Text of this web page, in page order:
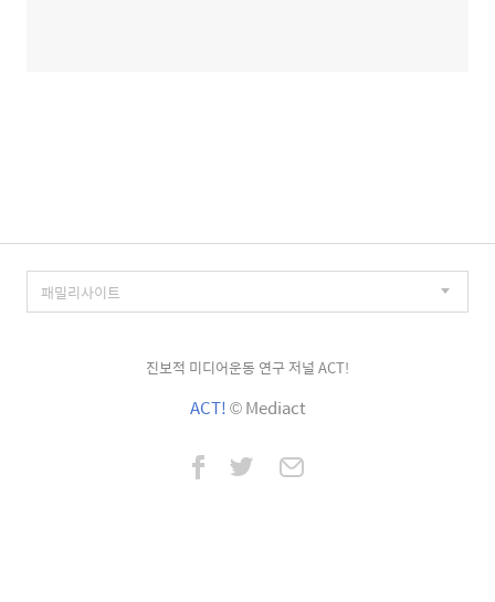
진보적 미디어운동 연구 저널 ACT!
ACT!© Mediact